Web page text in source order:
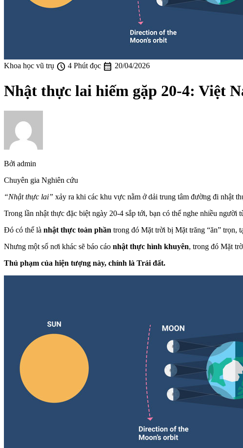
Khoa học vũ trụ schedule 4 Phút đọc calendar_month 20/04/2026
Nhật thực lai hiếm gặp 20-4: Việt
Bởi admin
Chuyên gia Nghiên cứu
“Nhật thực lai” xảy ra khi các khu vực nằm ở dải trung tâm đường đi nhật
Trong lần nhật thực đặc biệt ngày 20-4 sắp tới, bạn có thể nghe nhiều
Đó có thể là nhật thực toàn phần trong đó Mặt trời bị Mặt trăng “ăn” trọn,
Nhưng một số nơi khác sẽ báo cáo nhật thực hình khuyên, trong đó Mặt
Thủ phạm của hiện tượng này, chính là Trái đất.